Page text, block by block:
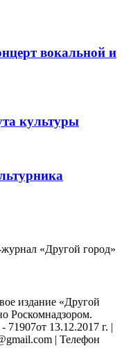
вокальной и
культуры
«Другой город»
издание «Другой
Роскомнадзором.
13.12.2017 г. |
| Телефон